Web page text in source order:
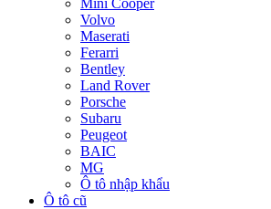
Mini Cooper
Volvo
Maserati
Ferarri
Bentley
Land Rover
Porsche
Subaru
Peugeot
BAIC
MG
Ô tô nhập khẩu
Ô tô cũ